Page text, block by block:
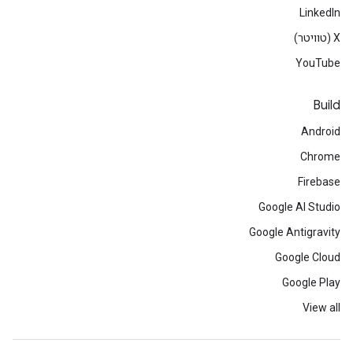
LinkedIn
‫X (טוויטר)
YouTube
Build
Android
Chrome
Firebase
Google AI Studio
Google Antigravity
Google Cloud
Google Play
View all